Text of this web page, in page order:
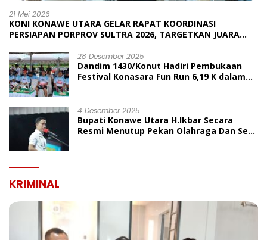
21 Mei 2026
KONI KONAWE UTARA GELAR RAPAT KOORDINASI
PERSIAPAN PORPROV SULTRA 2026, TARGETKAN JUARA
28 Desember 2025
Dandim 1430/Konut Hadiri Pembukaan
Festival Konasara Fun Run 6,19 K dalam
4 Desember 2025
Bupati Konawe Utara H.Ikbar Secara
Resmi Menutup Pekan Olahraga Dan Seni
KRIMINAL